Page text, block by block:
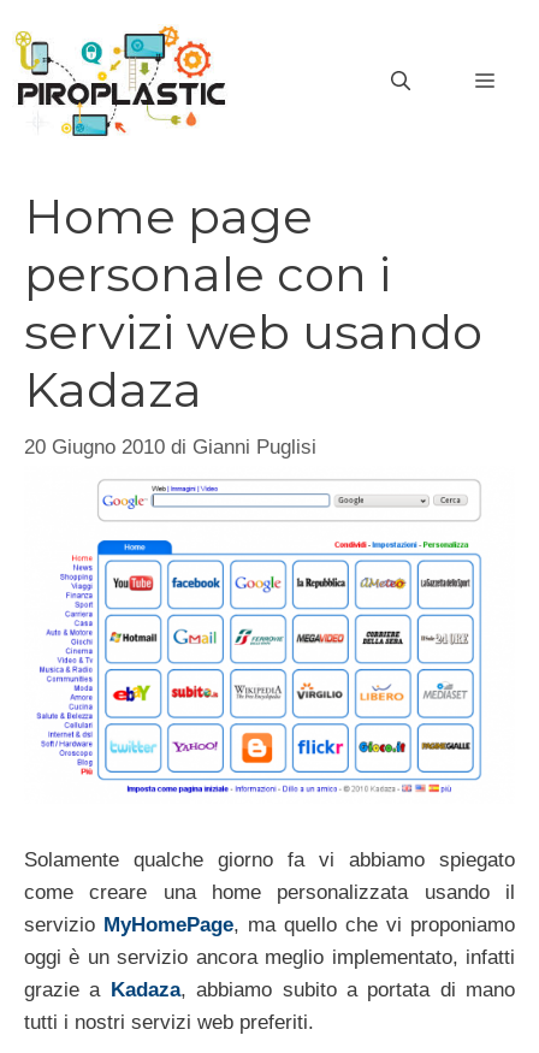
contenuto
Home page
personale con i
servizi web usando
Kadaza
20 Giugno 2010 di Gianni Puglisi
Solamente qualche giorno fa vi abbiamo spiegato
come creare una home personalizzata usando il
servizio MyHomePage, ma quello che vi proponiamo
oggi è un servizio ancora meglio implementato, infatti
grazie a Kadaza, abbiamo subito a portata di mano
tutti i nostri servizi web preferiti.